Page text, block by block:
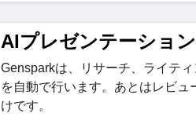
AIプレゼンテーショ
Gensparkは、リサーチ、ライテ
を自動で行います。あとはレビュ
けです。